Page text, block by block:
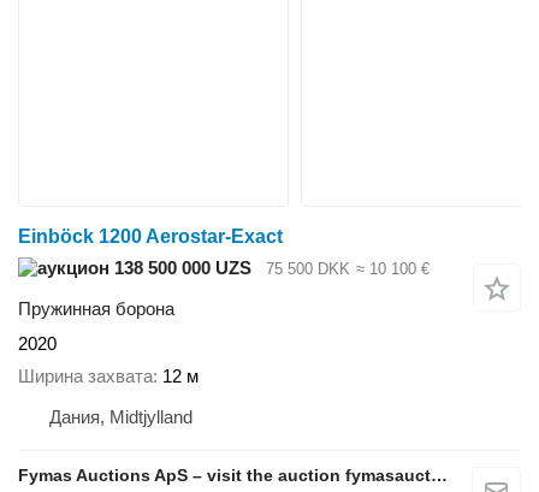
Einböck 1200 Aerostar-Exact
138 500 000 UZS
75 500 DKK ≈ 10 100 €
Пружинная борона
2020
Ширина захвата 12 м
Дания, Midtjylland
Fymas Auctions ApS – visit the auction fymasauctions.dk